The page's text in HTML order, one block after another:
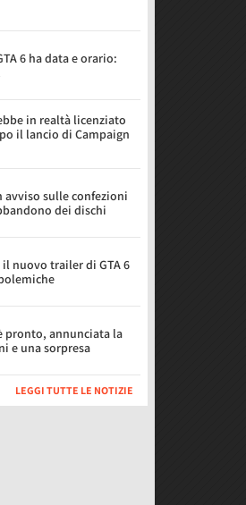
6 ha data e orario:
in realtà licenziato
il lancio di Campaign
sulle confezioni
dei dischi
nuovo trailer di GTA 6
pronto, annunciata la
e una sorpresa
LEGGI TUTTE LE NOTIZIE